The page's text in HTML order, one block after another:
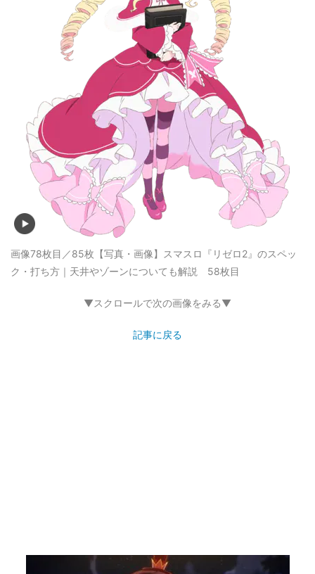
画像78枚目／85枚 【写真・画像】スマスロ『リゼロ2』のスペッ
ク・打ち方｜天井やゾーンについても解説 58枚目
▼スクロールで次の画像をみる▼
記事に戻る